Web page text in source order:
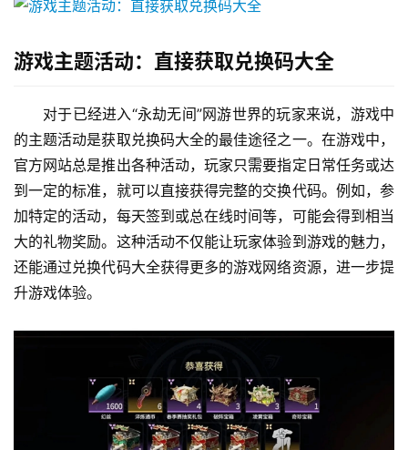
游戏主题活动：直接获取兑换码大全
对于已经进入“永劫无间”网游世界的玩家来说，游戏中
的主题活动是获取兑换码大全的最佳途径之一。在游戏中，
官方网站总是推出各种活动，玩家只需要指定日常任务或达
到一定的标准，就可以直接获得完整的交换代码。例如，参
加特定的活动，每天签到或总在线时间等，可能会得到相当
大的礼物奖励。这种活动不仅能让玩家体验到游戏的魅力，
还能通过兑换代码大全获得更多的游戏网络资源，进一步提
升游戏体验。